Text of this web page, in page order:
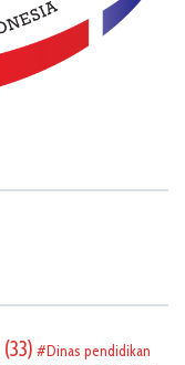
(33)
Dinas pendidikan